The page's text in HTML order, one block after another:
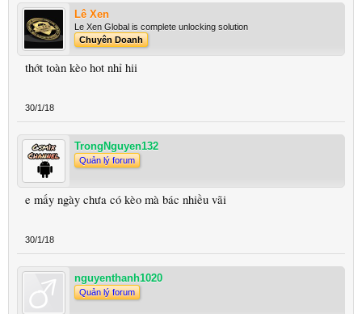
Lê Xen
Le Xen Global is complete unlocking solution
Chuyên Doanh
thớt toàn kèo hot nhỉ hii
30/1/18
TrongNguyen132
Quản lý forum
e mấy ngày chưa có kèo mà bác nhiều vãi
30/1/18
nguyenthanh1020
Quản lý forum